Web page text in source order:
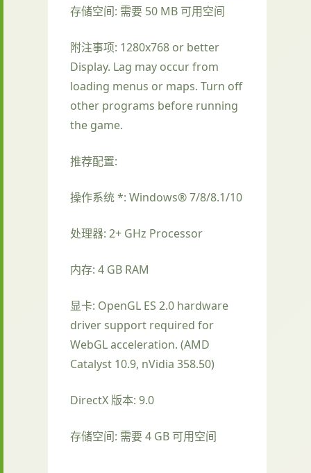
存储空间: 需要 50 MB 可用空间
附注事项: 1280x768 or better
Display. Lag may occur from
loading menus or maps. Turn off
other programs before running
the game.
推荐配置:
操作系统 *: Windows® 7/8/8.1/10
处理器: 2+ GHz Processor
内存: 4 GB RAM
显卡: OpenGL ES 2.0 hardware
driver support required for
WebGL acceleration. (AMD
Catalyst 10.9, nVidia 358.50)
DirectX 版本: 9.0
存储空间: 需要 4 GB 可用空间